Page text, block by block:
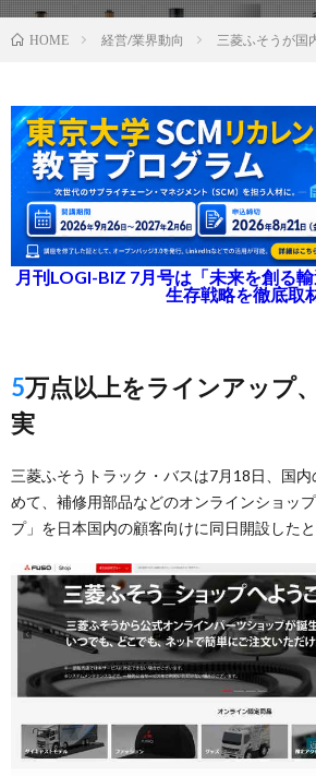
HOME 経営/業界動向 三菱ふそうが国
月刊LOGI-BIZ 7月号は「未来を創る
生存戦略を徹底取
5万点以上をラインアップ、検索機能も充
実
三菱ふそうトラック・バスは7月18日、国
めて、補修用部品などのオンラインショッ
プ」を日本国内の顧客向けに同日開設したと